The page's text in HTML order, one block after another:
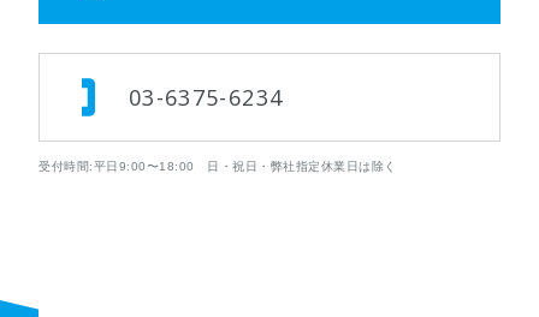
03-6375-6234
受付時間:平日9:00〜18:00 日・祝日・弊社指定休業日は除く